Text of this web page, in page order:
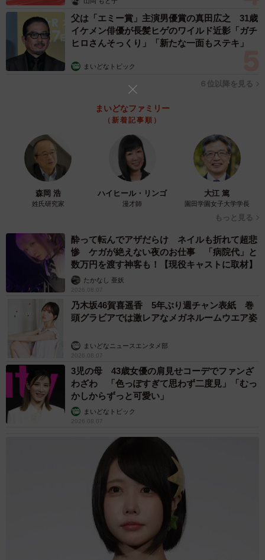
3/4
外食の風景も…（きらのどんさん提供）
今後も名作が誕生することを期待したい。
【きらのどんさん関連情報】
▽Xアカウント
https://x.com/tatosori
妻の仕事の愚痴を聞いてたら、小1娘がスケッチしてた
www
妻の不満も吹っ飛んだwww
— きらのどん (@tatosori)June 26, 2026
父は「エミー賞」主演男優賞の真田広之 31歳
イケメン俳優が長髪ヒゲのワイルド近影「ガチ
ヒロさんそっくり」「新たな一面もステキ」
まいどなトピック
６位以降を見る
まいどなファミリー
（新着記事順）
森岡 浩
姓氏研究家
ハイヒール・リンゴ
漫才師
大江 篤
園田学園女子大学学長
もっと見る
酔って転んでアザだらけ ネイルも折れて超悲
惨 ケガが絶えない夜のお仕事 「病院代」と
数万円を渡す神客も！【現役キャストに取材】
たかなし 亜妖
2026.08.07
乃木坂46賀喜遥香 5年ぶり週チャン表紙 巻
頭グラビアでは激レアなメガネルームウエア姿
まいどなニュースエンタメ部
2026.08.07
3児の母 43歳女優の肩見せコーデでファンざ
わざわ 「色っぽすぎて思わず二度見」「むっ
かしからずっと可愛い」
まいどなトピック
2026.08.07